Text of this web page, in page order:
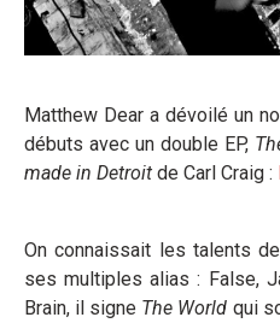
Matthew Dear a dévoilé un
débuts avec un double EP,
made in Detroit de Carl Craig :
On connaissait les talents
ses multiples alias : False,
Brain, il signe The World qui